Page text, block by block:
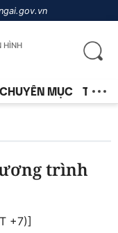
HÌNH
CHUYÊN MỤC TIN
trình
+7)]